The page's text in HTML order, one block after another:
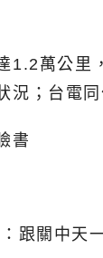
1.2萬公
況；台電
書
跟關中天